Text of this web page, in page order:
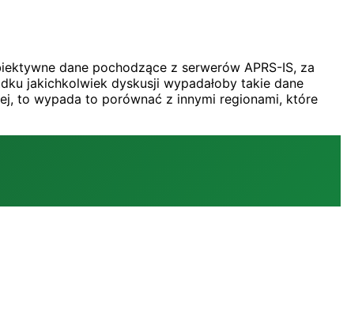
dane pochodzące z serwerów APRS-IS, za
jakichkolwiek dyskusji wypadałoby takie dane
to wypada to porównać z innymi regionami, które